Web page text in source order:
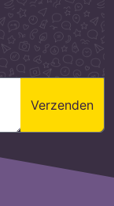
Verzenden